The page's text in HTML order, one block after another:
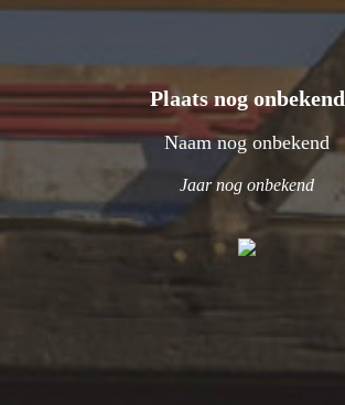
Plaats nog onbekend
Naam nog onbekend
Jaar nog onbekend